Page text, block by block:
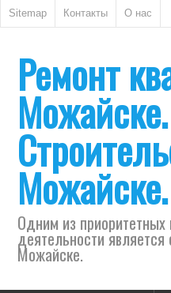
Sitemap Контакты О нас
Ремонт
Можайске.
Можайске.
Одним из
деятельности является
Можайске.